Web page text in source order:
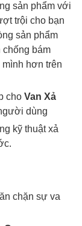
sản phẩm với
trội cho bạn
sản phẩm
chống bám
hơn trên
cho Van Xả
dùng
kỹ thuật xả
chặn sự va